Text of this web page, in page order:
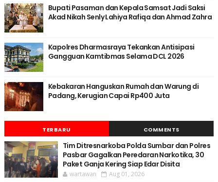
Bupati Pasaman dan Kepala Samsat Jadi Saksi
Akad Nikah Senly Lahiya Rafiqa dan Ahmad Zahra
Kapolres Dharmasraya Tekankan Antisipasi
Gangguan Kamtibmas Selama DCL 2026
Kebakaran Hanguskan Rumah dan Warung di
Padang, Kerugian Capai Rp400 Juta
TERBARU COMMENTS
Tim Ditresnarkoba Polda Sumbar dan Polres
Pasbar Gagalkan Peredaran Narkotika, 30
Paket Ganja Kering Siap Edar Disita
wartawan Aug 01, 2026